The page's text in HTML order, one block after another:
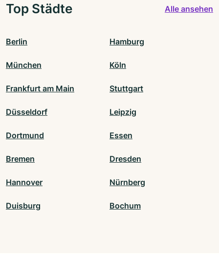
Top Städte Alle ansehen
Berlin Hamburg
München Köln
Frankfurt am Main Stuttgart
Düsseldorf Leipzig
Dortmund Essen
Bremen Dresden
Hannover Nürnberg
Duisburg Bochum